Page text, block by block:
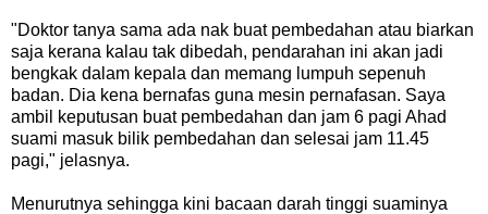
"Doktor tanya sama ada nak buat pembedahan atau biarkan
saja kerana kalau tak dibedah, pendarahan ini akan jadi
bengkak dalam kepala dan memang lumpuh sepenuh
badan. Dia kena bernafas guna mesin pernafasan. Saya
ambil keputusan buat pembedahan dan jam 6 pagi Ahad
suami masuk bilik pembedahan dan selesai jam 11.45
pagi," jelasnya.
Menurutnya sehingga kini bacaan darah tinggi suaminya